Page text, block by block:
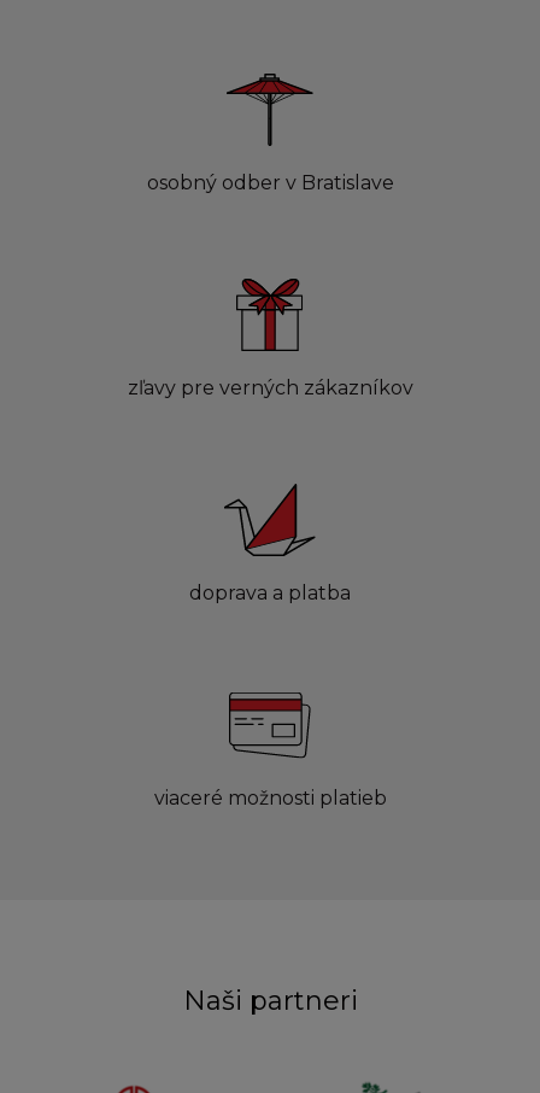
osobný odber v Bratislave
zľavy pre verných zákazníkov
doprava a platba
viaceré možnosti platieb
Naši partneri